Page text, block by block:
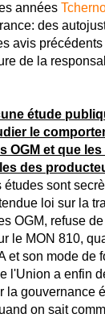
années
des
avis
de la
étude
le
OGM et que
des
sont
loi sur la
OGM, refuse
le MON 810,
et son mode de
l'Union a enfin
la gouvernance
on sait